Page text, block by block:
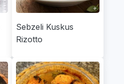
Sebzeli Kuskus
Rizotto